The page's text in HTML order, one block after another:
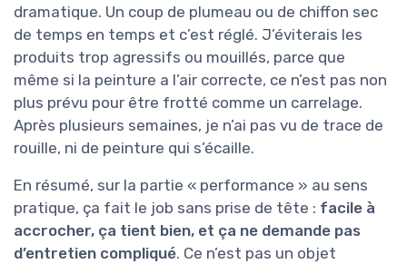
dramatique. Un coup de plumeau ou de chiffon sec
de temps en temps et c’est réglé. J’éviterais les
produits trop agressifs ou mouillés, parce que
même si la peinture a l’air correcte, ce n’est pas non
plus prévu pour être frotté comme un carrelage.
Après plusieurs semaines, je n’ai pas vu de trace de
rouille, ni de peinture qui s’écaille.
En résumé, sur la partie « performance » au sens
pratique, ça fait le job sans prise de tête : facile à
accrocher, ça tient bien, et ça ne demande pas
d’entretien compliqué. Ce n’est pas un objet